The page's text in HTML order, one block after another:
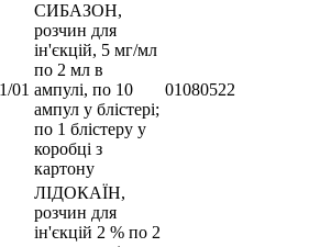
01
СИБАЗОН,
розчин для
ін'єкцій, 5 мг/мл
по 2 мл в
ампулі, по 10
ампул у блістері;
по 1 блістеру у
коробці з
картону
01080522
ЛІДОКАЇН,
розчин для
ін'єкцій 2 % по 2